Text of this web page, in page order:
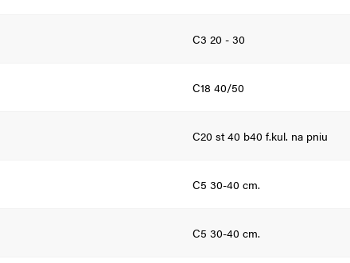
C3 20 - 30
C18 40/50
C20 st 40 b40 f.kul. na pniu
C5 30-40 cm.
C5 30-40 cm.